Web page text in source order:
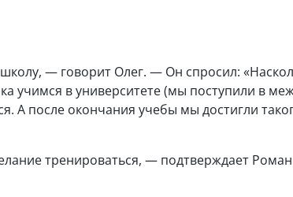
— говорит Олег. — Он спросил:
учимся в университете (мы поступили в
А после окончания учебы мы достигли
тренироваться, — подтверждает